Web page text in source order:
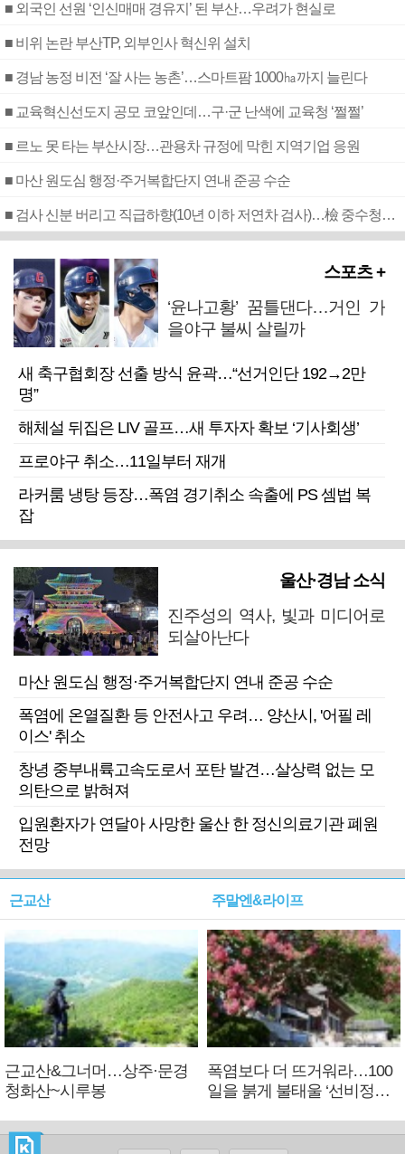
■ 외국인 선원 ‘인신매매 경유지’ 된 부산…우려가 현실로
■ 비위 논란 부산TP, 외부인사 혁신위 설치
■ 경남 농정 비전 ‘잘 사는 농촌’…스마트팜 1000㏊까지 늘린다
■ 교육혁신선도지 공모 코앞인데…구·군 난색에 교육청 ‘쩔쩔’
■ 르노 못 타는 부산시장…관용차 규정에 막힌 지역기업 응원
■ 마산 원도심 행정·주거복합단지 연내 준공 수순
■ 검사 신분 버리고 직급하향(10년 이하 저연차 검사)…檢 중수청행 기피
스포츠 +
‘윤나고황’ 꿈틀댄다…거인 가
을야구 불씨 살릴까
새 축구협회장 선출 방식 윤곽…“선거인단 192→2만
명”
해체설 뒤집은 LIV 골프…새 투자자 확보 ‘기사회생’
프로야구 취소…11일부터 재개
라커룸 냉탕 등장…폭염 경기취소 속출에 PS 셈법 복
잡
울산·경남 소식
진주성의 역사, 빛과 미디어로
되살아난다
마산 원도심 행정·주거복합단지 연내 준공 수순
폭염에 온열질환 등 안전사고 우려… 양산시, '어필 레
이스' 취소
창녕 중부내륙고속도로서 포탄 발견…살상력 없는 모
의탄으로 밝혀져
입원환자가 연달아 사망한 울산 한 정신의료기관 폐원
전망
근교산
근교산&그너머…상주·문경
청화산~시루봉
주말엔&라이프
폭염보다 더 뜨거워라…100
일을 붉게 불태울 ‘선비정신’